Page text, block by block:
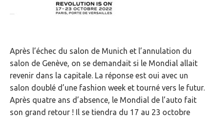
Après l’échec du salon de Munich et l’annulation du
salon de Genève, on se demandait si le Mondial allait
revenir dans la capitale. La réponse est oui avec un
salon doublé d’une fashion week et tourné vers le futur.
Après quatre ans d’absence, le Mondial de l’auto fait
son grand retour ! Il se tiendra du 17 au 23 octobre